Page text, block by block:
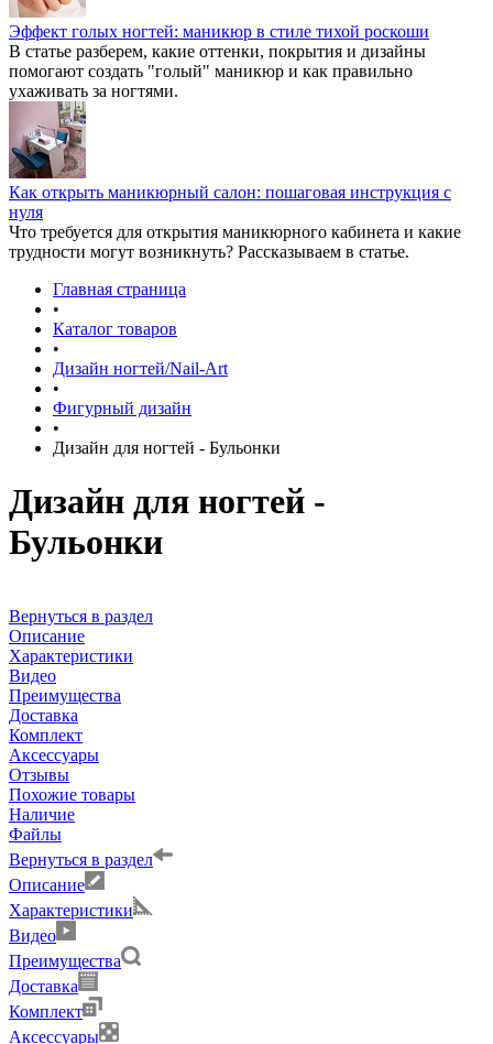
Эффект голых ногтей: маникюр в стиле тихой роскоши
В статье разберем, какие оттенки, покрытия и дизайны
помогают создать "голый" маникюр и как правильно
ухаживать за ногтями.
Как открыть маникюрный салон: пошаговая инструкция с
нуля
Что требуется для открытия маникюрного кабинета и какие
трудности могут возникнуть? Рассказываем в статье.
Главная страница
•
Каталог товаров
•
Дизайн ногтей/Nail-Art
•
Фигурный дизайн
•
Дизайн для ногтей - Бульонки
Дизайн для ногтей -
Бульонки
Вернуться в раздел
Описание
Характеристики
Видео
Преимущества
Доставка
Комплект
Аксессуары
Отзывы
Похожие товары
Наличие
Файлы
Вернуться в раздел
Описание
Характеристики
Видео
Преимущества
Доставка
Комплект
Аксессуары